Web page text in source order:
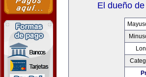
El dueño